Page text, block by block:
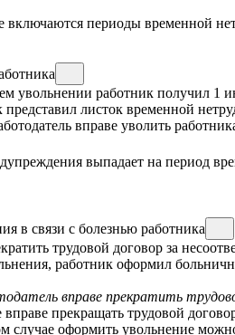
периоды временной
увольнении работник получил 1
листок временной
вправе уволить
выпадает на период
в связи с болезнью работника
трудовой договор за
работник оформил
вправе прекратить
вправе прекращать трудовой
случае оформить увольнение